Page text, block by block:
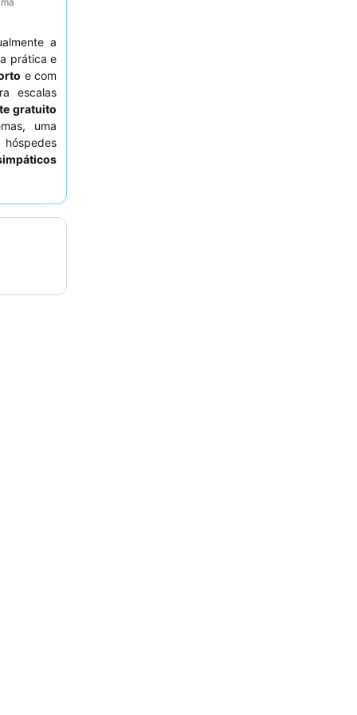
a
prática e
e com
escalas
gratuito
uma